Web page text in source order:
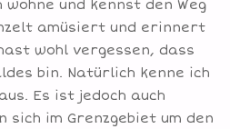
wohne und kennst den Weg
amüsiert und erinnert
wohl vergessen, dass
bin. Natürlich kenne ich
Es ist jedoch auch
sich im Grenzgebiet um den